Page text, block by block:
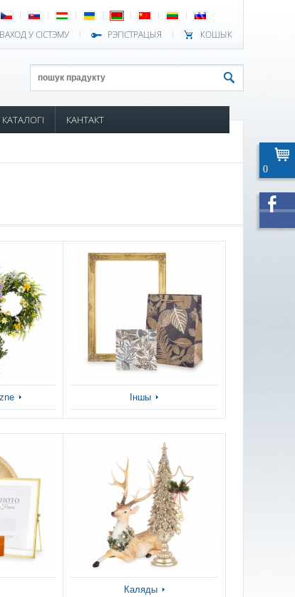
У СІСТЭМУ РЭГІСТРАЦЫЯ КОШЫК
КАТАЛОГІ КАНТАКТ
Іншы
Каляды
0